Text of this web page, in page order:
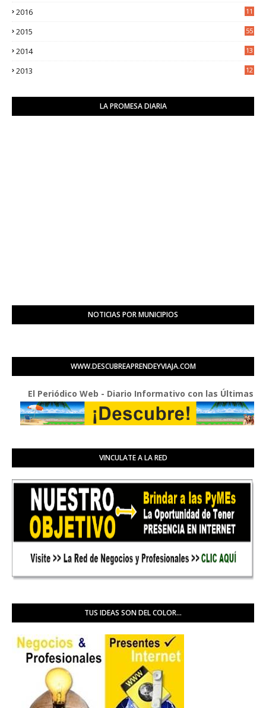
2016
11
2015 55
2014
13
2013
12
LA PROMESA DIARIA
NOTICIAS POR MUNICIPIOS
WWW.DESCUBREAPRENDEYVIAJA.COM
Periódico Web - Diario Informativo con las Últimas
VINCULATE A LA RED
TUS IDEAS SON DEL COLOR...